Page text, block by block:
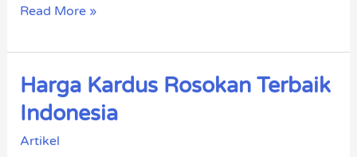
Read More »
Harga Kardus Rosokan Terbaik
Indonesia
Artikel
Harga
Kardus
Rosokan
Terbaik